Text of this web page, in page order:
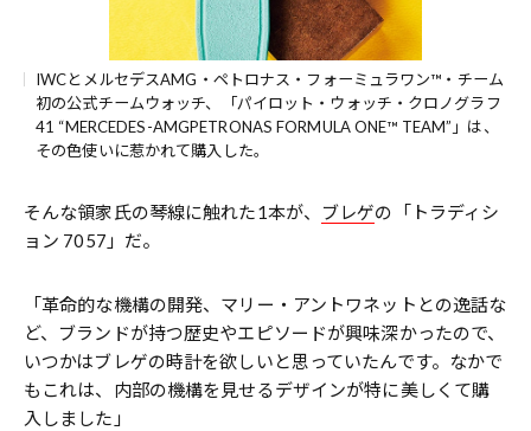
IWCとメルセデスAMG・ペトロナス・フォーミュラワン™・チーム
初の公式チームウォッチ、「パイロット・ウォッチ・クロノグラフ
41 “MERCEDES-AMGPETRONAS FORMULA ONE™ TEAM”」は、
その色使いに惹かれて購入した。
そんな領家氏の琴線に触れた1本が、 ブレゲの「トラディシ
ョン 7057」だ。
「革命的な機構の開発、マリー・アントワネットとの逸話な
ど、ブランドが持つ歴史やエピソードが興味深かったので、
いつかはブレゲの時計を欲しいと思っていたんです。なかで
もこれは、内部の機構を見せるデザインが特に美しくて購
入しました」